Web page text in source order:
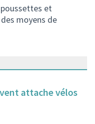
et
moyens de
attache vélos